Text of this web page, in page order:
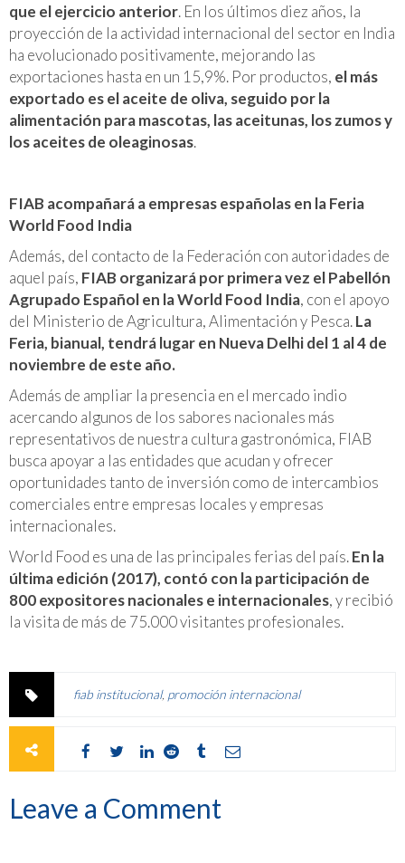
que el ejercicio anterior. En los últimos diez años, la
proyección de la actividad internacional del sector en India
ha evolucionado positivamente, mejorando las
exportaciones hasta en un 15,9%. Por productos, el más
exportado es el aceite de oliva, seguido por la
alimentación para mascotas, las aceitunas, los zumos y
los aceites de oleaginosas.
FIAB acompañará a empresas españolas en la Feria
World Food India
Además, del contacto de la Federación con autoridades de
aquel país, FIAB organizará por primera vez el Pabellón
Agrupado Español en la World Food India, con el apoyo
del Ministerio de Agricultura, Alimentación y Pesca.La
Feria, bianual, tendrá lugar en Nueva Delhi del 1 al 4 de
noviembre de este año.
Además de ampliar la presencia en el mercado indio
acercando algunos de los sabores nacionales más
representativos de nuestra cultura gastronómica, FIAB
busca apoyar a las entidades que acudan y ofrecer
oportunidades tanto de inversión como de intercambios
comerciales entre empresas locales y empresas
internacionales.
World Food es una de las principales ferias del país.En la
última edición (2017), contó con la participación de
800 expositores nacionales e internacionales, y recibió
la visita de más de 75.000 visitantes profesionales.
fiab institucional, promoción internacional
Leave a Comment